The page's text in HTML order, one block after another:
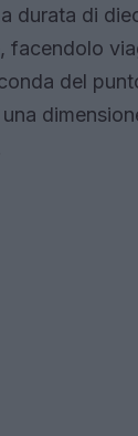
durata di
facendolo
del